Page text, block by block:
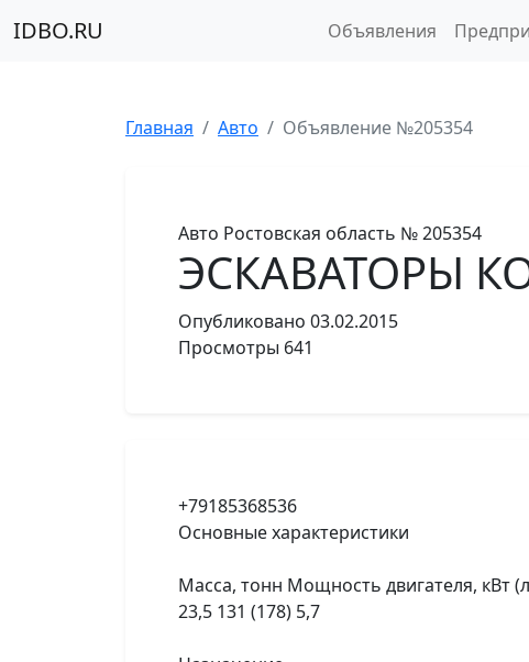
IDBO.RU Объявления
Главная Авто Объявление №205354
Авто Ростовская область № 205354
ЭСКАВАТОРЫ
Опубликовано 03.02.2015
Просмотры 641
+79185368536
Основные характеристики
Масса, тонн Мощность двигателя, кВт
23,5 131 (178) 5,7